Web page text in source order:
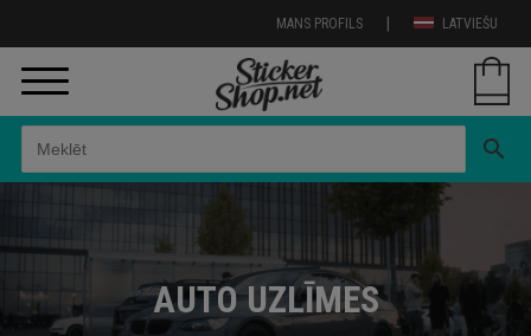
LATVIEŠU
|
MANS PROFILS
search
AUTO UZLĪMES